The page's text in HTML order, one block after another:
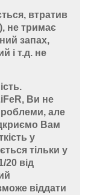
втратив
не тримає
запах,
і т.д. не
Ви не
але
Вам
у
тільки у
20 від
віддати